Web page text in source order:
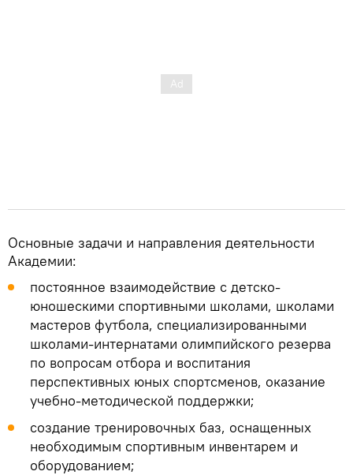
Основные задачи и направления деятельности
Академии:
постоянное взаимодействие с детско-
юношескими спортивными школами, школами
мастеров футбола, специализированными
школами-интернатами олимпийского резерва
по вопросам отбора и воспитания
перспективных юных спортсменов, оказание
учебно-методической поддержки;
создание тренировочных баз, оснащенных
необходимым спортивным инвентарем и
оборудованием;